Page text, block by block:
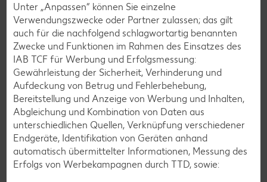
Glutenfreie Rezepte
Wer auf Gluten verzichtet, muss nicht automatisch auf
Vielfalt und Geschmack verzichten. Ob süß oder herzhaft –
mit unseren glutenfreien Rezepten zauberst du dir Gerichte,
die nicht nur verträglich, sondern auch richtig lecker sind.
Rezepte entdecken
Unter „Anpassen“ können Sie einzelne
Verwendungszwecke oder Partner zulassen; das gilt
auch für die nachfolgend schlagwortartig benannten
Zwecke und Funktionen im Rahmen des Einsatzes des
IAB TCF für Werbung und Erfolgsmessung:
Gewährleistung der Sicherheit, Verhinderung und
Aufdeckung von Betrug und Fehlerbehebung,
Bereitstellung und Anzeige von Werbung und Inhalten,
Abgleichung und Kombination von Daten aus
unterschiedlichen Quellen, Verknüpfung verschiedener
Endgeräte, Identifikation von Geräten anhand
automatisch übermittelter Informationen, Messung des
Erfolgs von Werbekampagnen durch TTD, sowie: